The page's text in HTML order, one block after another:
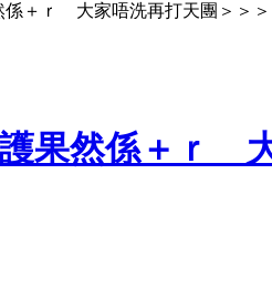
係＋ｒ 大家唔洗再打天團＞＞＞
果然係＋ｒ